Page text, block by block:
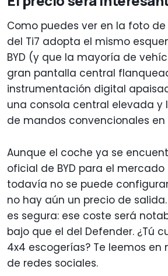
Como puedes ver en la foto
del Ti7 adopta el mismo
BYD (y que la mayoría de
gran pantalla central
instrumentación digital
una consola central elevada y
de mandos convencionales en
Aunque el coche ya se
oficial de BYD para el
todavía no se puede
no hay aún un precio de
es segura: ese coste será
bajo que el del Defender. ¿Tú
4x4 escogerías? Te leemos en
de redes sociales.